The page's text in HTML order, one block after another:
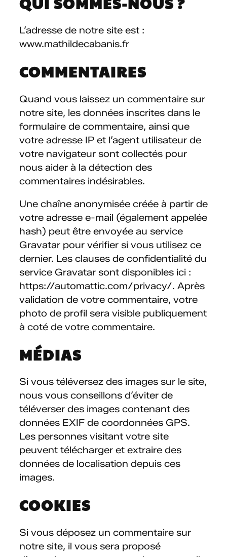
L’adresse de notre site est :
www.mathildecabanis.fr
COMMENTAIRES
Quand vous laissez un commentaire sur
notre site, les données inscrites dans le
formulaire de commentaire, ainsi que
votre adresse IP et l’agent utilisateur de
votre navigateur sont collectés pour
nous aider à la détection des
commentaires indésirables.
Une chaîne anonymisée créée à partir de
votre adresse e-mail (également appelée
hash) peut être envoyée au service
Gravatar pour vérifier si vous utilisez ce
dernier. Les clauses de confidentialité du
service Gravatar sont disponibles ici :
https://automattic.com/privacy/. Après
validation de votre commentaire, votre
photo de profil sera visible publiquement
à coté de votre commentaire.
MÉDIAS
Si vous téléversez des images sur le site,
nous vous conseillons d’éviter de
téléverser des images contenant des
données EXIF de coordonnées GPS.
Les personnes visitant votre site
peuvent télécharger et extraire des
données de localisation depuis ces
images.
COOKIES
Si vous déposez un commentaire sur
notre site, il vous sera proposé